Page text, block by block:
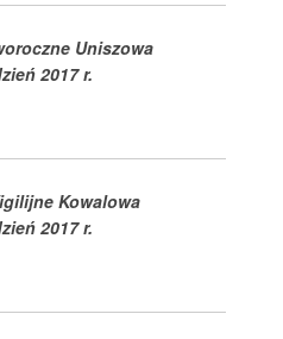
Uniszowa
2017 r.
Kowalowa
2017 r.